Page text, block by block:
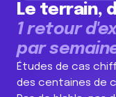
Le terrain,
1 retour
par
Études de cas
des centaines de